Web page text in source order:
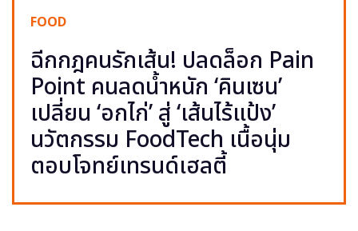
FOOD
ฉีกกฎคนรักเส้น! ปลดล็อก Pain
Point คนลดน้ำหนัก ‘คินเซน’
เปลี่ยน ‘อกไก่’ สู่ ‘เส้นไร้แป้ง’
นวัตกรรม FoodTech เนื้อนุ่ม
ตอบโจทย์เทรนด์เฮลตี้